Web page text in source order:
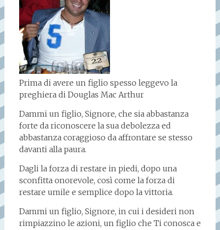
Prima di avere un figlio spesso leggevo la
preghiera di Douglas Mac Arthur
Dammi un figlio, Signore, che sia abbastanza
forte da riconoscere la sua debolezza ed
abbastanza coraggioso da affrontare se stesso
davanti alla paura.
Dagli la forza di restare in piedi, dopo una
sconfitta onorevole, così come la forza di
restare umile e semplice dopo la vittoria.
Dammi un figlio, Signore, in cui i desideri non
rimpiazzino le azioni, un figlio che Ti conosca e